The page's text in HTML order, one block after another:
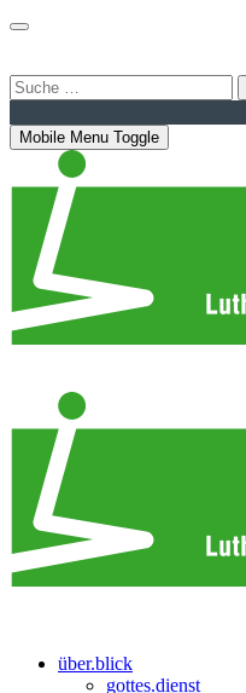
Mobile Menu Toggle
über.blick
gottes.dienst